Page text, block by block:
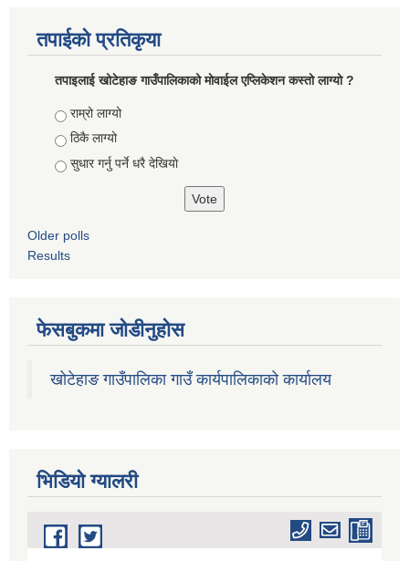
तपाईको प्रतिकृया
तपाइलाई खोटेहाङ गाउँपालिकाको माेवाईल एप्लिकेशन कस्तो लाग्यो ?
Choices
राम्रो लाग्यो
ठिकै लाग्यो
सुधार गर्नु पर्ने धरै देखियाे
Older polls
Results
फेसबुकमा जोडीनुहोस
खोटेहाङ गाउँपालिका गाउँ कार्यपालिकाको कार्यालय
भिडियाे ग्यालरी